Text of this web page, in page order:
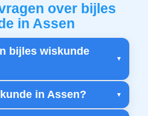
over bijles
in Assen
bijles wiskunde
in Assen?